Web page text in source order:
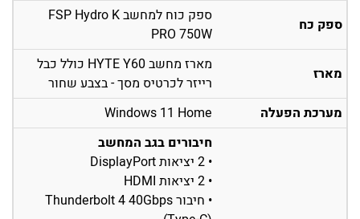
ספק כח
ספק כוח למחשב FSP Hydro K
PRO 750W
מארז
מארז מחשב HYTE Y60 כולל כבל
רייזר לכרטיס מסך - בצבע שחור
מערכת הפעלה
Windows 11 Home
חיבורים בגב המחשב
• 2 יציאות DisplayPort
• 2 יציאות HDMI
• חיבור Thunderbolt 4 40Gbps